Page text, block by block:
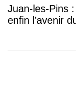
Juan-les-Pins
enfin l’avenir